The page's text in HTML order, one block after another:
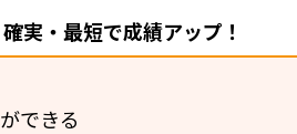
実・最短で成績アップ！
できる